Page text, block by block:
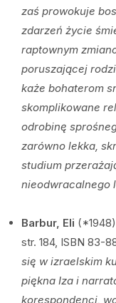
zaś prowokuje
zdarzeń życie
raptownym
poruszającej
każe bohaterom
skomplikowane
odrobinę
zarówno lekka,
studium
nieodwracalnego
Barbur, Eli (*1948)
str. 184, ISBN 83-
się w izraelskim
piękna Iza i
korespondenci,